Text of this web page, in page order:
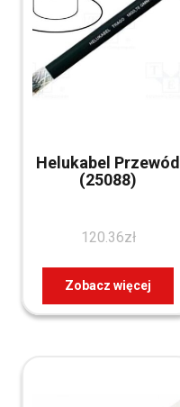
Helukabel Przewód
(25088)
120.36zł
Zobacz więcej